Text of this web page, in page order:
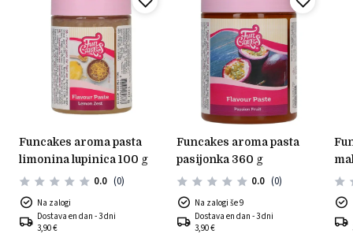
funcakes aroma pasta
limonina lupinica 100 g
0.0 (0)
Na zalogi
Dostava en dan - 3 dni
3,90 €
funcakes aroma pasta
pasijonka 360 g
0.0 (0)
Na zalogi še 9
Dostava en dan - 3 dni
3,90 €
funcakes aroma pasta